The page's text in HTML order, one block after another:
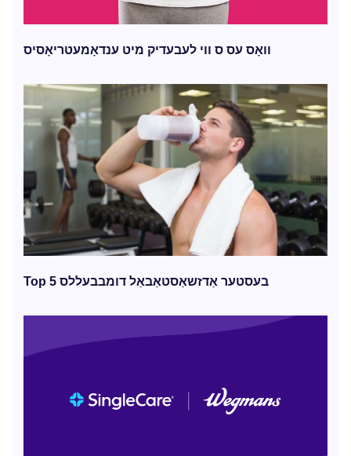
וואָס עס ס ווי לעבעדיק מיט ענדאָמעטריאָסיס
Top 5 בעסטער אַדזשאַסטאַבאַל דומבבעללס